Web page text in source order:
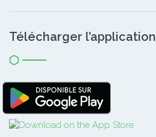
Télécharger l’application